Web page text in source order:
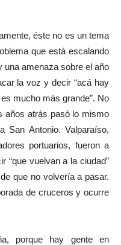
éste no es un tema
que está escalando
una amenaza sobre el año
la voz y decir “acá hay
mucho más grande”. No
años atrás pasó lo mismo
Antonio. Valparaíso,
portuarios, fueron a
“que vuelvan a la ciudad”
que no volvería a pasar.
de cruceros y ocurre
porque hay gente en